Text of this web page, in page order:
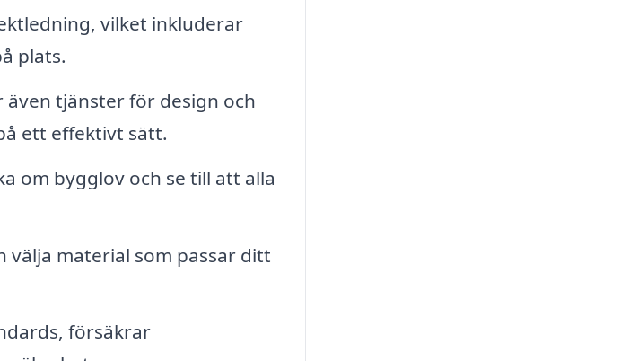
vilket inkluderar
plats.
tjänster för design och
ett effektivt sätt.
om bygglov och se till att alla
material som passar ditt
försäkrar